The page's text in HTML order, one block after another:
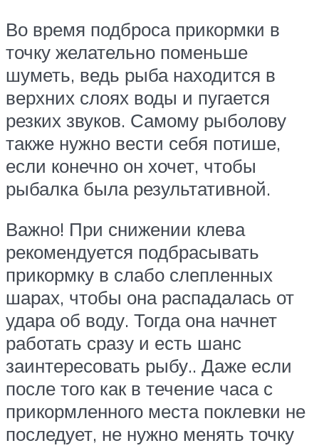
Во время подброса прикормки в
точку желательно поменьше
шуметь, ведь рыба находится в
верхних слоях воды и пугается
резких звуков. Самому рыболову
также нужно вести себя потише,
если конечно он хочет, чтобы
рыбалка была результативной.
Важно! При снижении клева
рекомендуется подбрасывать
прикормку в слабо слепленных
шарах, чтобы она распадалась от
удара об воду. Тогда она начнет
работать сразу и есть шанс
заинтересовать рыбу.. Даже если
после того как в течение часа с
прикормленного места поклевки не
последует, не нужно менять точку